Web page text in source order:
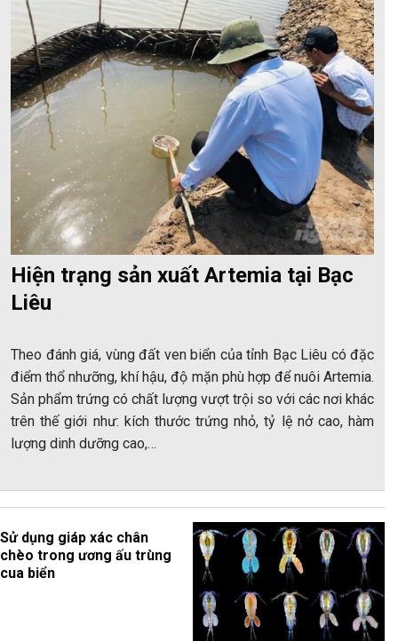
Hiện trạng sản xuất Artemia tại Bạc
Liêu
Theo đánh giá, vùng đất ven biển của tỉnh Bạc Liêu có đặc
điểm thổ nhưỡng, khí hậu, độ mặn phù hợp để nuôi Artemia.
Sản phẩm trứng có chất lượng vượt trội so với các nơi khác
trên thế giới như: kích thước trứng nhỏ, tỷ lệ nở cao, hàm
lượng dinh dưỡng cao,…
Sử dụng giáp xác chân
chèo trong ương ấu trùng
cua biển